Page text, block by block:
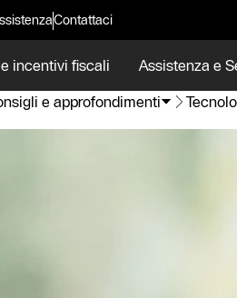
Contattaci
incentivi fiscali Assistenza e
e approfondimenti